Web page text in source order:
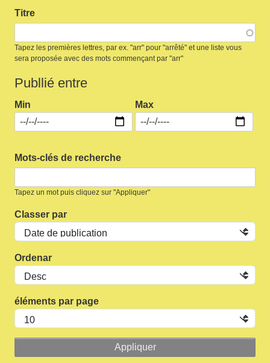
Titre
Tapez les premières lettres, par ex. "arr" pour "arrêté" et une liste vous
sera proposée avec des mots commençant par "arr"
Publlié entre
Min Max
Mots-clés de recherche
Tapez un mot puis cliquez sur "Appliquer"
Classer par
Ordenar
éléments par page